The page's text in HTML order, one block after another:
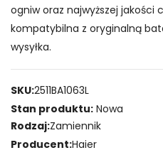
ogniw oraz najwyższej jakości
kompatybilna z oryginalną
wysyłka.
SKU:2511BA1063L
Stan produktu: Nowa
Rodzaj:Zamiennik
Producent:Haier